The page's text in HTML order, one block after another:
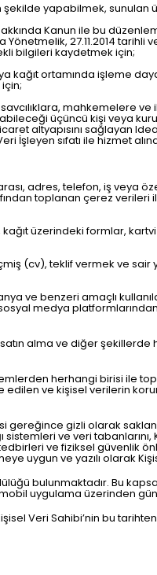
yapabilmek, sunulan
Kanun ile bu
27.11.2014
bilgileri kaydetmek için;
kağıt ortamında işleme
mahkemelere
üçüncü kişi veya
altyapısını sağlayan
sıfatı ile hizmet
adres, telefon, iş veya
toplanan çerez
üzerindeki formlar,
(cv), teklif vermek ve
ve benzeri amaçlı
medya
alma ve diğer
herhangi birisi ile
ve kişisel verilerin
gereğince gizli olarak
ve veri
ve fiziksel güvenlik
uygun ve yazılı olarak
bulunmaktadır. Bu
uygulama üzerinden
Veri Sahibi’nin bu